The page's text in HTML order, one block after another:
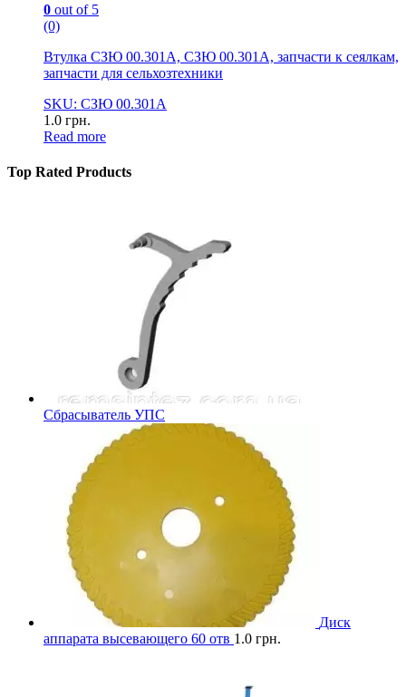
0 out of 5
(0)
Втулка СЗЮ 00.301А, СЗЮ 00.301А, запчасти к сеялкам,
запчасти для сельхозтехники
SKU: СЗЮ 00.301А
1.0 грн.
Read more
Top Rated Products
Сбрасыватель УПС
Диск
аппарата высевающего 60 отв 1.0 грн.